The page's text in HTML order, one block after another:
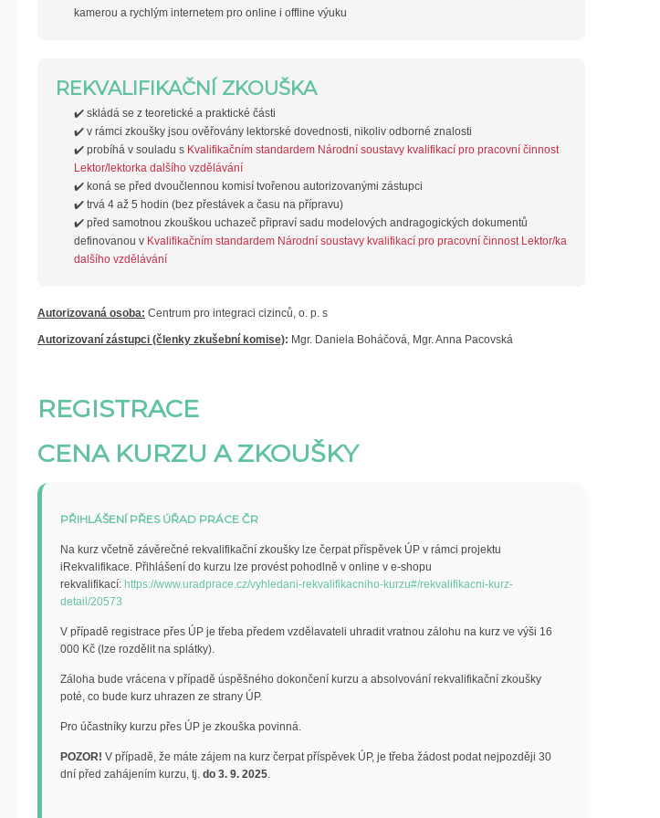
kamerou a rychlým internetem pro online i offline výuku
REKVALIFIKAČNÍ ZKOUŠKA
✔️ skládá se z teoretické a praktické části
✔️ v rámci zkoušky jsou ověřovány lektorské dovednosti, nikoliv odborné znalosti
✔️ probíhá v souladu s Kvalifikačním standardem Národní soustavy kvalifikací pro pracovní činnost
Lektor/lektorka dalšího vzdělávání
✔️ koná se před dvoučlennou komisí tvořenou autorizovanými zástupci
✔️ trvá 4 až 5 hodin (bez přestávek a času na přípravu)
✔️ před samotnou zkouškou uchazeč připraví sadu modelových andragogických dokumentů
definovanou v Kvalifikačním standardem Národní soustavy kvalifikací pro pracovní činnost Lektor/ka
dalšího vzdělávání
Autorizovaná osoba: Centrum pro integraci cizinců, o. p. s
Autorizovaní zástupci (členky zkušební komise): Mgr. Daniela Boháčová, Mgr. Anna Pacovská
REGISTRACE
CENA KURZU A ZKOUŠKY
PŘIHLÁŠENÍ PŘES ÚŘAD PRÁCE ČR
Na kurz včetně závěrečné rekvalifikační zkoušky lze čerpat příspěvek ÚP v rámci projektu
iRekvalifikace. Přihlášení do kurzu lze provést pohodlně v online v e-shopu
rekvalifikací: https://www.uradprace.cz/vyhledani-rekvalifikacniho-kurzu#/rekvalifikacni-kurz-
detail/20573
V případě registrace přes ÚP je třeba předem vzdělavateli uhradit vratnou zálohu na kurz ve výši 16
000 Kč (lze rozdělit na splátky).
Záloha bude vrácena v případě úspěšného dokončení kurzu a absolvování rekvalifikační zkoušky
poté, co bude kurz uhrazen ze strany ÚP.
Pro účastníky kurzu přes ÚP je zkouška povinná.
POZOR! V případě, že máte zájem na kurz čerpat příspěvek ÚP, je třeba žádost podat nejpozději 30
dní před zahájením kurzu, tj. do 3. 9. 2025.